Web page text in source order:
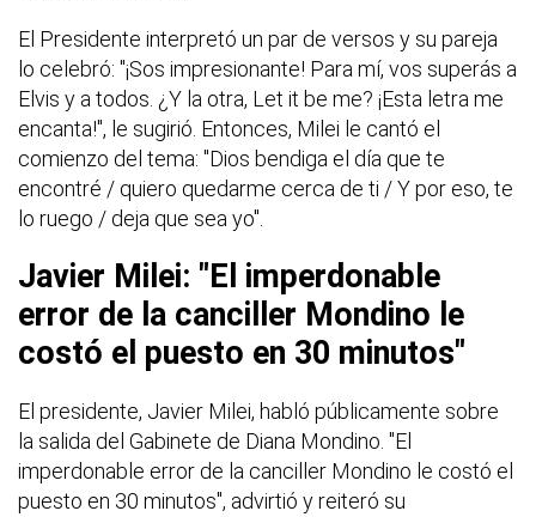
El Presidente interpretó un par de versos y su pareja
lo celebró: "¡Sos impresionante! Para mí, vos superás a
Elvis y a todos. ¿Y la otra, Let it be me? ¡Esta letra me
encanta!", le sugirió. Entonces, Milei le cantó el
comienzo del tema: "Dios bendiga el día que te
encontré / quiero quedarme cerca de ti / Y por eso, te
lo ruego / deja que sea yo".
Javier Milei: "El imperdonable
error de la canciller Mondino le
costó el puesto en 30 minutos"
El presidente, Javier Milei, habló públicamente sobre
la salida del Gabinete de Diana Mondino. "El
imperdonable error de la canciller Mondino le costó el
puesto en 30 minutos", advirtió y reiteró su